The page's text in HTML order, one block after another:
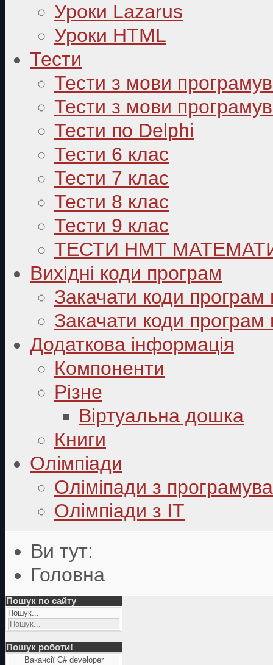
Уроки Lazarus
Уроки HTML
Тести
Тести з мови
Тести з мови
Тести по Delphi
Тести 6 клас
Тести 7 клас
Тести 8 клас
Тести 9 клас
ТЕСТИ НМТ
Вихідні коди програм
Закачати коди програм
Закачати коди програм
Додаткова інформація
Компоненти
Різне
Віртуальна дошка
Книги
Олімпіади
Оліміпади з
Олімпіади з ІТ
Ви тут:
Головна
Пошук по сайту
Пошук...
Пошук роботи!
Вакансії C# developer